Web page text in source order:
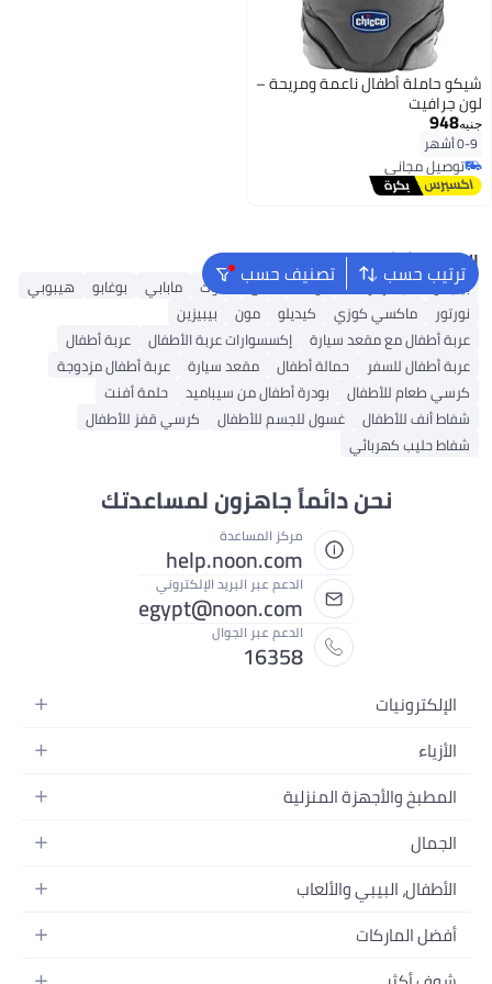
شيكو حاملة أطفال ناعمة ومريحة –
لون جرافيت
جنيه948
0-9 أشهر
توصيل مجاني
توصيل مجاني
ترتيب حسب تصنيف حسب البحث الشائع
بيليكو كيندركرافت بوكلا ماس هاوك مابابي بوغابو
هيبوبي
نورتور
ماكسي كوزي كيديلو مون
بيبيزين
عربة أطفال مع مقعد سيارة
إكسسوارات عربة الأطفال
عربة أطفال
عربة أطفال للسفر
حمالة أطفال مقعد سيارة
عربة أطفال مزدوجة
كرسي طعام للأطفال
بودرة أطفال من سيباميد
حلمة أفنت
شفاط أنف للأطفال
غسول للجسم للأطفال
كرسي قفز للأطفال
شفاط حليب كهربائي
نحن دائماً جاهزون لمساعدتك
مركز المساعدة
help.noon.com
الدعم عبر البريد الإلكتروني
egypt@noon.com
الدعم عبر الجوال
16358
الإلكترونيات
الهواتف المتحركة
أجهزة الكمبيوتر المحمولة
الأجهزة المنزلية
التلفزيونات
سماعات الرأس
ألعاب الفيديو
الأزياء
أزياء نسائية
أزياء البنات
أزياء الأولاد
ساعات يد للنساء
المطبخ والأجهزة المنزلية
المطبخ وأدوات الطعام
مستلزمات الحمام
ديكورات المنازل
الجمال
العطور النسائية
المكياج
العناية بالشعر
الأطفال، البيبي والألعاب
عربات الأطفال وإكسسواراتها
أفضل الماركات
أبل